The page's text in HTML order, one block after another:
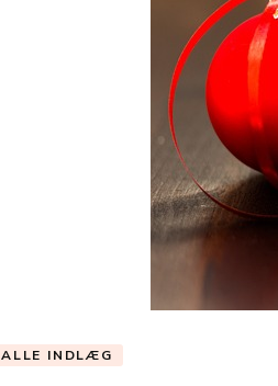
ALLE INDLÆG